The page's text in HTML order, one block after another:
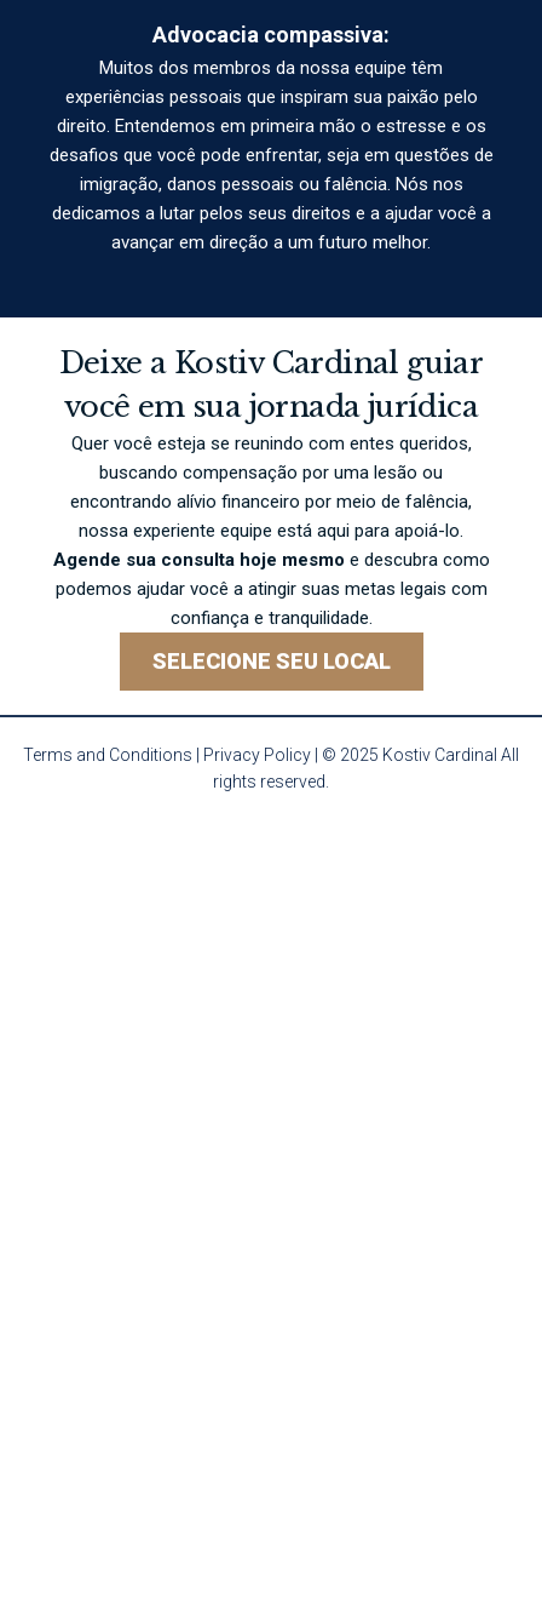
Advocacia compassiva:
Muitos dos membros da nossa equipe têm
experiências pessoais que inspiram sua paixão pelo
direito. Entendemos em primeira mão o estresse e os
desafios que você pode enfrentar, seja em questões de
imigração, danos pessoais ou falência. Nós nos
dedicamos a lutar pelos seus direitos e a ajudar você a
avançar em direção a um futuro melhor.
Deixe a Kostiv Cardinal guiar
você em sua jornada jurídica
Quer você esteja se reunindo com entes queridos,
buscando compensação por uma lesão ou
encontrando alívio financeiro por meio de falência,
nossa experiente equipe está aqui para apoiá-lo.
Agende sua consulta hoje mesmo e descubra como
podemos ajudar você a atingir suas metas legais com
confiança e tranquilidade.
SELECIONE SEU LOCAL
Terms and Conditions Privacy Policy
| © 2025 Kostiv Cardinal All
rights reserved.